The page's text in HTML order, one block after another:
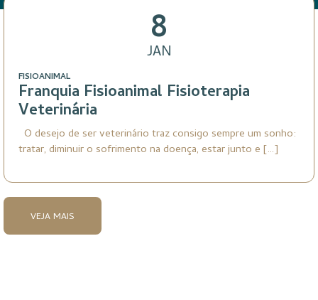
8
JAN
FISIOANIMAL
Franquia Fisioanimal Fisioterapia
Veterinária
O desejo de ser veterinário traz consigo sempre um sonho:
tratar, diminuir o sofrimento na doença, estar junto e […]
VEJA MAIS